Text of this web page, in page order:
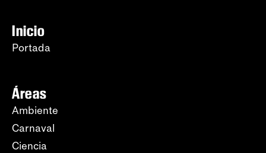
Inicio
Portada
Áreas
Ambiente
Carnaval
Ciencia